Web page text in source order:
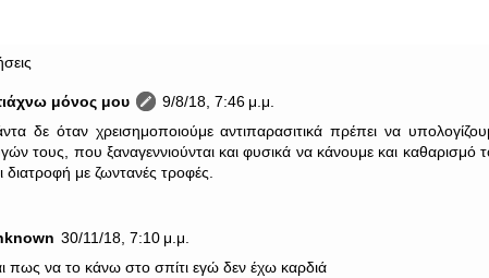
μόνος μου
9/8/18, 7:46 μ.μ.
δε όταν χρεισημοποιούμε αντιπαρασιτικά πρέπει να
τους, που ξαναγεννιούνται και φυσικά να κάνουμε και καθαρισμό
διατροφή με ζωντανές τροφές.
30/11/18, 7:10 μ.μ.
πως να το κάνω στο σπίτι εγώ δεν έχω καρδιά